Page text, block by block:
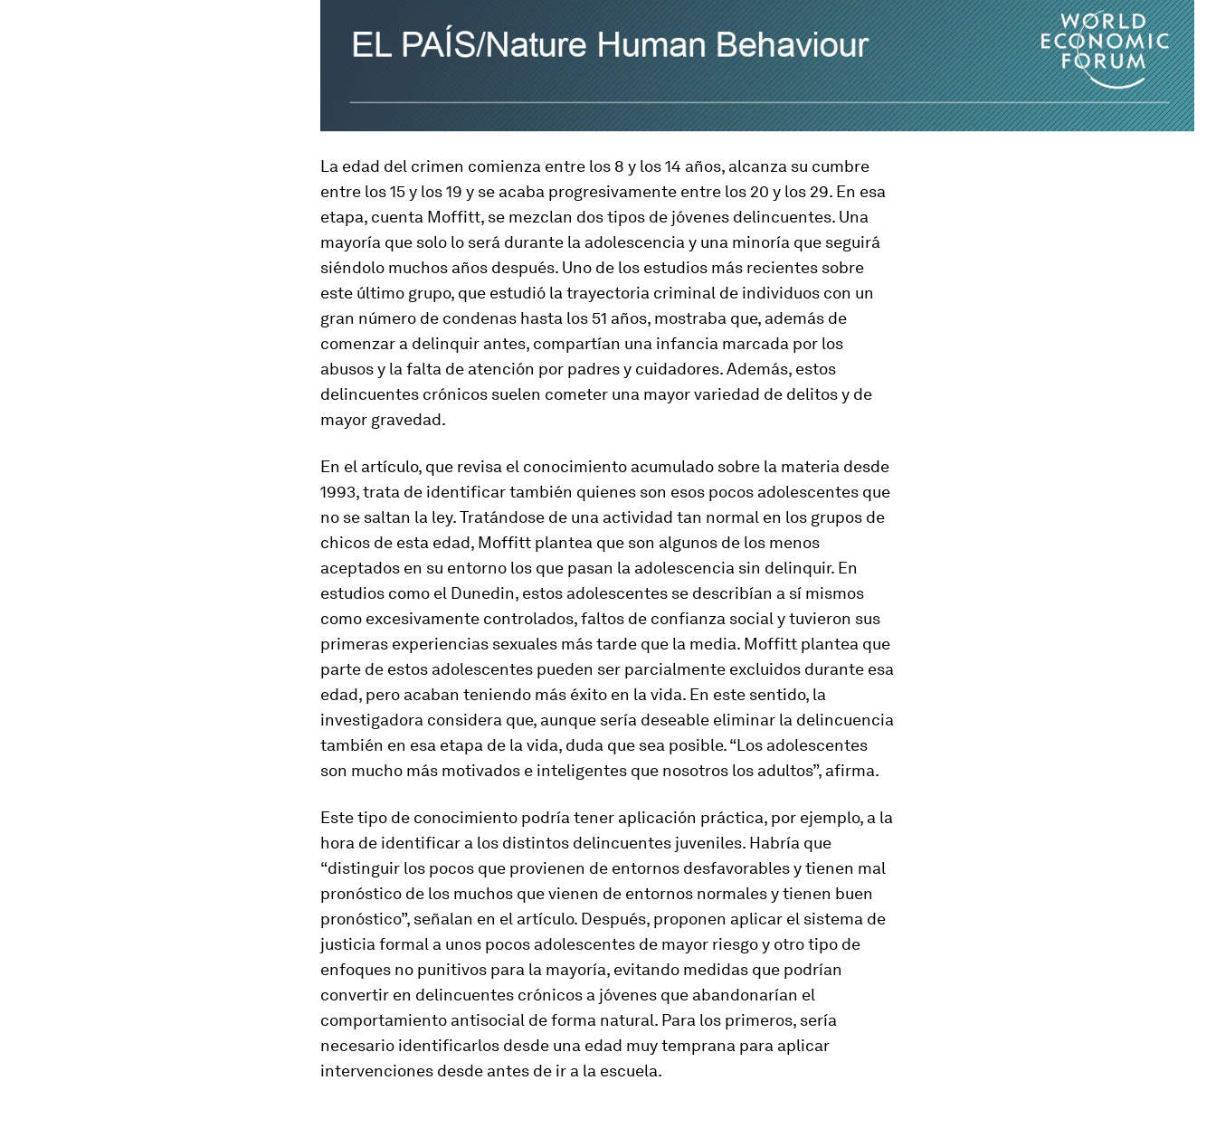
La edad del crimen comienza entre los 8 y los 14 años, alcanza su cumbre
entre los 15 y los 19 y se acaba progresivamente entre los 20 y los 29. En esa
etapa, cuenta Moffitt, se mezclan dos tipos de jóvenes delincuentes. Una
mayoría que solo lo será durante la adolescencia y una minoría que seguirá
siéndolo muchos años después. Uno de los estudios más recientes sobre
este último grupo, que estudió la trayectoria criminal de individuos con un
gran número de condenas hasta los 51 años, mostraba que, además de
comenzar a delinquir antes, compartían una infancia marcada por los
abusos y la falta de atención por padres y cuidadores. Además, estos
delincuentes crónicos suelen cometer una mayor variedad de delitos y de
mayor gravedad.
En el artículo, que revisa el conocimiento acumulado sobre la materia desde
1993, trata de identificar también quienes son esos pocos adolescentes que
no se saltan la ley. Tratándose de una actividad tan normal en los grupos de
chicos de esta edad, Moffitt plantea que son algunos de los menos
aceptados en su entorno los que pasan la adolescencia sin delinquir. En
estudios como el Dunedin, estos adolescentes se describían a sí mismos
como excesivamente controlados, faltos de confianza social y tuvieron sus
primeras experiencias sexuales más tarde que la media. Moffitt plantea que
parte de estos adolescentes pueden ser parcialmente excluidos durante esa
edad, pero acaban teniendo más éxito en la vida. En este sentido, la
investigadora considera que, aunque sería deseable eliminar la delincuencia
también en esa etapa de la vida, duda que sea posible. “Los adolescentes
son mucho más motivados e inteligentes que nosotros los adultos”, afirma.
Este tipo de conocimiento podría tener aplicación práctica, por ejemplo, a la
hora de identificar a los distintos delincuentes juveniles. Habría que
“distinguir los pocos que provienen de entornos desfavorables y tienen mal
pronóstico de los muchos que vienen de entornos normales y tienen buen
pronóstico”, señalan en el artículo. Después, proponen aplicar el sistema de
justicia formal a unos pocos adolescentes de mayor riesgo y otro tipo de
enfoques no punitivos para la mayoría, evitando medidas que podrían
convertir en delincuentes crónicos a jóvenes que abandonarían el
comportamiento antisocial de forma natural. Para los primeros, sería
necesario identificarlos desde una edad muy temprana para aplicar
intervenciones desde antes de ir a la escuela.